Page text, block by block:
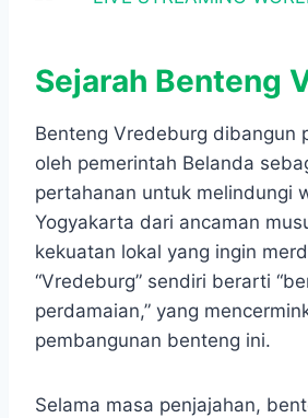
Sejarah Benteng
Benteng Vredeburg dibangun
oleh pemerintah Belanda
pertahanan untuk melindungi
Yogyakarta dari ancaman
kekuatan lokal yang ingin
“Vredeburg” sendiri berarti
perdamaian,” yang
pembangunan benteng ini.
Selama masa penjajahan,